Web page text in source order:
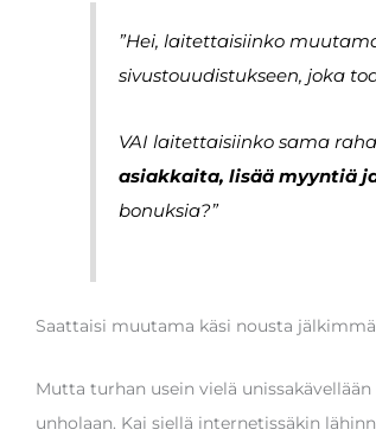
”Hei, laitettaisiinko
sivustouudistukseen, joka
VAI laitettaisiinko sama
asiakkaita, lisää myyntiä
bonuksia?”
Saattaisi muutama käsi nousta
Mutta turhan usein vielä
unholaan. Kai siellä internetissäkin